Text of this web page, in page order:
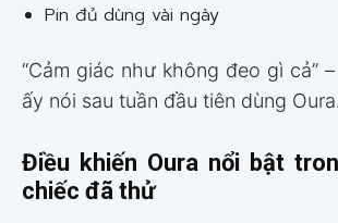
Pin đủ dùng vài ngày
“Cảm giác như không đeo gì cả”
ấy nói sau tuần đầu tiên dùng Oura.
Điều khiến Oura nổi bật
chiếc đã thử